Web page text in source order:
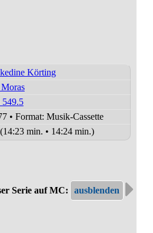
Körting
549.5
• Format: Musik-Cassette
min. • 14:24 min.)
Serie auf MC: